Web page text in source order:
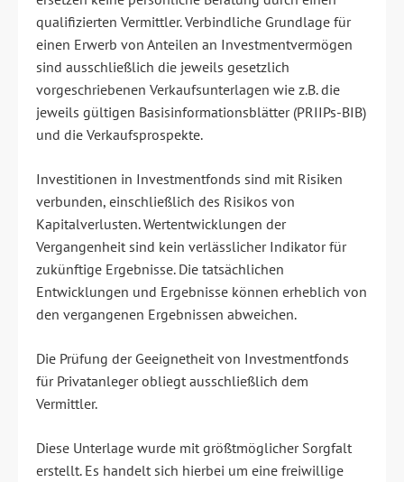
qualifizierten Vermittler. Verbindliche Grundlage für
einen Erwerb von Anteilen an Investmentvermögen
sind ausschließlich die jeweils gesetzlich
vorgeschriebenen Verkaufsunterlagen wie z.B. die
jeweils gültigen Basisinformationsblätter (PRIIPs-BIB)
und die Verkaufsprospekte.
Investitionen in Investmentfonds sind mit Risiken
verbunden, einschließlich des Risikos von
Kapitalverlusten. Wertentwicklungen der
Vergangenheit sind kein verlässlicher Indikator für
zukünftige Ergebnisse. Die tatsächlichen
Entwicklungen und Ergebnisse können erheblich von
den vergangenen Ergebnissen abweichen.
Die Prüfung der Geeignetheit von Investmentfonds
für Privatanleger obliegt ausschließlich dem
Vermittler.
Diese Unterlage wurde mit größtmöglicher Sorgfalt
erstellt. Es handelt sich hierbei um eine freiwillige